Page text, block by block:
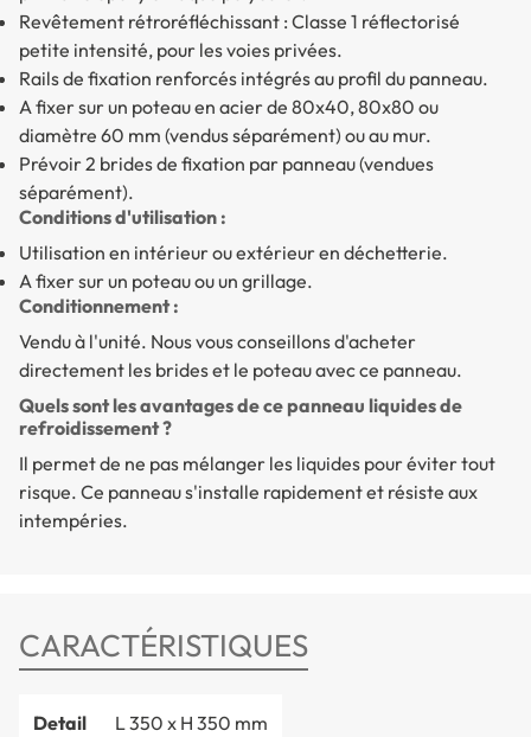
Revêtement rétroréfléchissant : Classe 1 réflectorisé
petite intensité, pour les voies privées.
Rails de fixation renforcés intégrés au profil du panneau.
A fixer sur un poteau en acier de 80x40, 80x80 ou
diamètre 60 mm (vendus séparément) ou au mur.
Prévoir 2 brides de fixation par panneau (vendues
séparément).
Conditions d'utilisation :
Utilisation en intérieur ou extérieur en déchetterie.
A fixer sur un poteau ou un grillage.
Conditionnement :
Vendu à l'unité. Nous vous conseillons d'acheter
directement les brides et le poteau avec ce panneau.
Quels sont les avantages de ce panneau liquides de
refroidissement ?
Il permet de ne pas mélanger les liquides pour éviter tout
risque. Ce panneau s'installe rapidement et résiste aux
intempéries.
CARACTÉRISTIQUES
Detail L 350 x H 350 mm